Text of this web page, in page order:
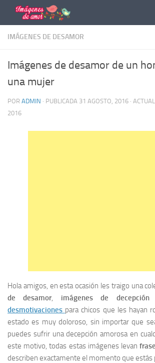
Saltar al contenido
IMÁGENES DE DESAMOR
Imágenes de desamor de un
una mujer
POR ADMIN · PUBLICADA 31 AGOSTO, 2016 ·
2016
Hola amigos, en esta ocasión les traigo una
de desamor, imágenes de decepción
desmotivaciones para chicos que les hayan
estado es muy doloroso, sin importar que
puedes sufrir una decepción amorosa en
este motivo, todas estas imágenes levan
describen exactamente el momento que estás